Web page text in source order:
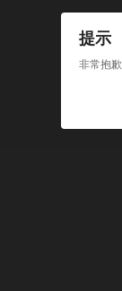
提示
非常抱